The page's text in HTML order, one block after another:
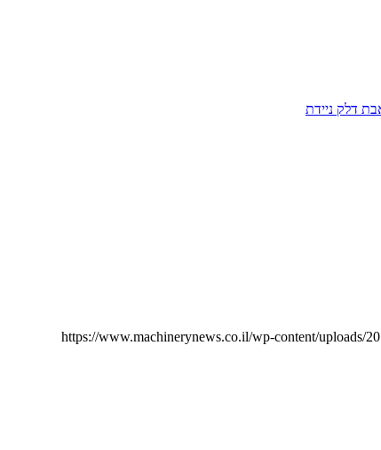
דלק ניידת
https://www.machinerynews.co.il/wp-content/uploads/